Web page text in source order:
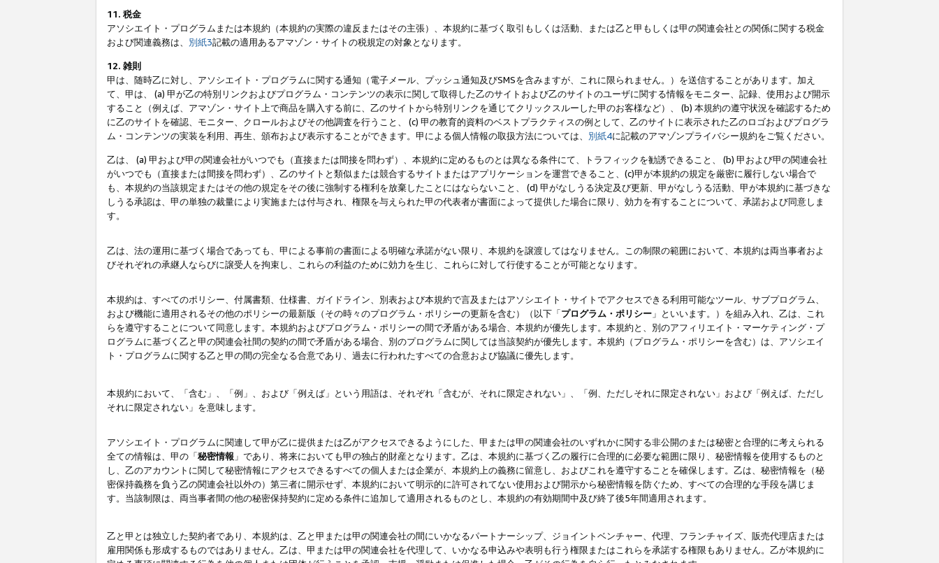
11. 税金
アソシエイト・プログラムまたは本規約（本規約の実際の違反またはその主張）、本規約に基づく取引もしくは活動、または乙と甲もしくは甲の関連会社との関係に関する税金
および関連義務は、 別紙3記載の適用あるアマゾン・サイトの税規定の対象となります。
12. 雑則
甲は、随時乙に対し、アソシエイト・プログラムに関する通知（電子メール、プッシュ通知及びSMSを含みますが、これに限られません。）を送信することがあります。加え
て、甲は、 (a) 甲が乙の特別リンクおよびプログラム・コンテンツの表示に関して取得した乙のサイトおよび乙のサイトのユーザに関する情報をモニター、記録、使用および開示
すること（例えば、アマゾン・サイト上で商品を購入する前に、乙のサイトから特別リンクを通じてクリックスルーした甲のお客様など）、 (b) 本規約の遵守状況を確認するため
に乙のサイトを確認、モニター、クロールおよびその他調査を行うこと、 (c) 甲の教育的資料のベストプラクティスの例として、乙のサイトに表示された乙のロゴおよびプログラ
ム・コンテンツの実装を利用、再生、頒布および表示することができます。甲による個人情報の取扱方法については、 別紙4に記載のアマゾンプライバシー規約をご覧ください。
乙は、 (a) 甲および甲の関連会社がいつでも（直接または間接を問わず）、本規約に定めるものとは異なる条件にて、トラフィックを勧誘できること、 (b) 甲および甲の関連会社
がいつでも（直接または間接を問わず）、乙のサイトと類似または競合するサイトまたはアプリケーションを運営できること、(c)甲が本規約の規定を厳密に履行しない場合で
も、本規約の当該規定またはその他の規定をその後に強制する権利を放棄したことにはならないこと、 (d) 甲がなしうる決定及び更新、甲がなしうる活動、甲が本規約に基づきな
しうる承認は、甲の単独の裁量により実施または付与され、権限を与えられた甲の代表者が書面によって提供した場合に限り、効力を有することについて、承諾および同意しま
す。
乙は、法の運用に基づく場合であっても、甲による事前の書面による明確な承諾がない限り、本規約を譲渡してはなりません。この制限の範囲において、本規約は両当事者およ
びそれぞれの承継人ならびに譲受人を拘束し、これらの利益のために効力を生じ、これらに対して行使することが可能となります。
本規約は、すべてのポリシー、付属書類、仕様書、ガイドライン、別表および本規約で言及またはアソシエイト・サイトでアクセスできる利用可能なツール、サブプログラム、
および機能に適用されるその他のポリシーの最新版（その時々のプログラム・ポリシーの更新を含む）（以下「プログラム・ポリシー 」といいます。）を組み入れ、乙は、これ
らを遵守することについて同意します。本規約およびプログラム・ポリシーの間で矛盾がある場合、本規約が優先します。本規約と、別のアフィリエイト・マーケティング・プ
ログラムに基づく乙と甲の関連会社間の契約の間で矛盾がある場合、別のプログラムに関しては当該契約が優先します。本規約（プログラム・ポリシーを含む）は、アソシエイ
ト・プログラムに関する乙と甲の間の完全なる合意であり、過去に行われたすべての合意および協議に優先します。
本規約において、「含む」、「例」、および「例えば」という用語は、それぞれ「含むが、それに限定されない」、「例、ただしそれに限定されない」および「例えば、ただし
それに限定されない」を意味します。
アソシエイト・プログラムに関連して甲が乙に提供または乙がアクセスできるようにした、甲または甲の関連会社のいずれかに関する非公開のまたは秘密と合理的に考えられる
全ての情報は、甲の「秘密情報 」であり、将来においても甲の独占的財産となります。乙は、本規約に基づく乙の履行に合理的に必要な範囲に限り、秘密情報を使用するものと
し、乙のアカウントに関して秘密情報にアクセスできるすべての個人または企業が、本規約上の義務に留意し、およびこれを遵守することを確保します。乙は、秘密情報を（秘
密保持義務を負う乙の関連会社以外の）第三者に開示せず、本規約において明示的に許可されてない使用および開示から秘密情報を防ぐため、すべての合理的な手段を講じま
す。当該制限は、両当事者間の他の秘密保持契約に定める条件に追加して適用されるものとし、本規約の有効期間中及び終了後5年間適用されます。
乙と甲とは独立した契約者であり、本規約は、乙と甲または甲の関連会社の間にいかなるパートナーシップ、ジョイントベンチャー、代理、フランチャイズ、販売代理店または
雇用関係も形成するものではありません。乙は、甲または甲の関連会社を代理して、いかなる申込みや表明も行う権限またはこれらを承諾する権限もありません。乙が本規約に